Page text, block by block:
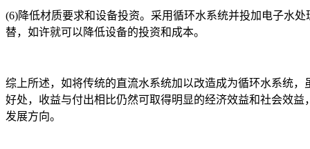
(6)降低材质要求和设备投资。采用循环水系统并投加电子水
替，如许就可以降低设备的投资和成本。
综上所述，如将传统的直流水系统加以改造成为循环水系统
好处，收益与付出相比仍然可取得明显的经济效益和社会效
发展方向。